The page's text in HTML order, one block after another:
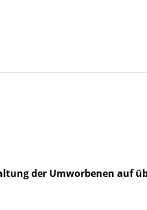
der Umworbenen auf